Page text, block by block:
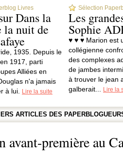
Livres
Dans la
la nuit de
1935. Depuis le
1917, parti
Alliées en
n'a jamais
à lui.
Lire la suite
Sélection
Les
Sophie
♥ ♥ ♥ Marion est
collégienne
des complexes
de jambes
à trouver le jean
galberait...
Lire la
ARTICLES DES
avant-première au